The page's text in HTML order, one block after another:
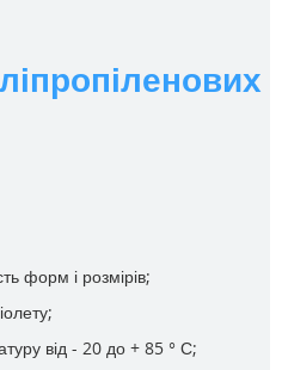
форм і розмірів;
від - 20 до + 85 ° С;